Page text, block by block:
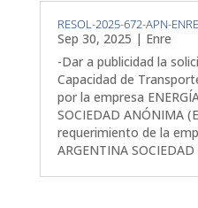
RESOL-2025-672-APN-
Sep 30, 2025 | Enre
-Dar a publicidad la
Capacidad de
por la empresa
SOCIEDAD ANÓNIMA
requerimiento de la
ARGENTINA